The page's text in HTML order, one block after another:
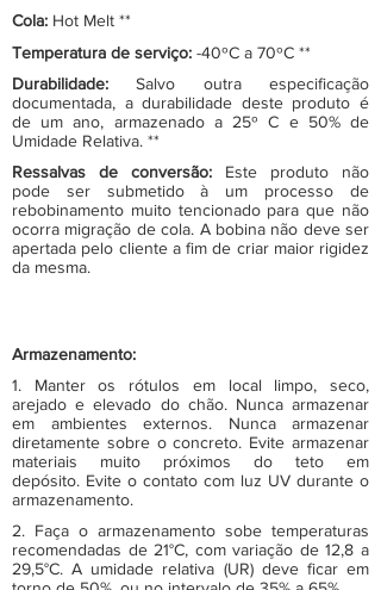
Cola: Hot Melt **
Temperatura de serviço: -40ºC a 70ºC **
Durabilidade:Salvo outra especificação
documentada, a durabilidade deste produto é
de um ano, armazenado a 25º C e 50% de
Umidade Relativa. **
Ressalvas de conversão: Este produto não
pode ser submetido à um processo de
rebobinamento muito tencionado para que não
ocorra migração de cola. A bobina não deve ser
apertada pelo cliente a fim de criar maior rigidez
da mesma.
Armazenamento:
1. Manter os rótulos em local limpo, seco,
arejado e elevado do chão. Nunca armazenar
em ambientes externos. Nunca armazenar
diretamente sobre o concreto. Evite armazenar
materiais muito próximos do teto em
depósito. Evite o contato com luz UV durante o
armazenamento.
2. Faça o armazenamento sobe temperaturas
recomendadas de 21°C, com variação de 12,8 a
29,5°C. A umidade relativa (UR) deve ficar em